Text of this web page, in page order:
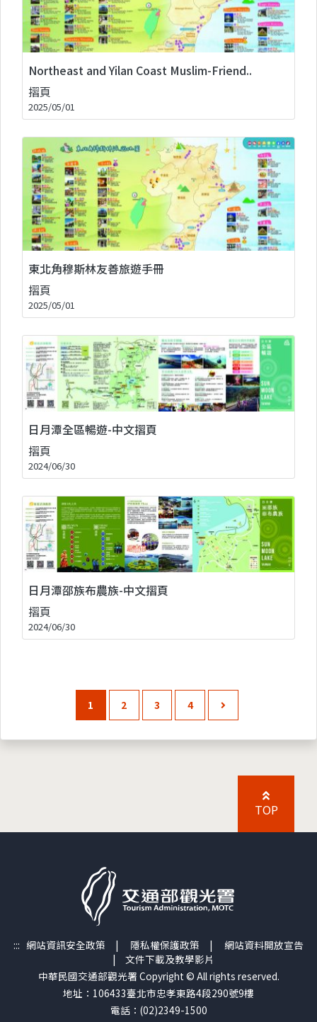
Northeast and Yilan Coast Muslim-Friend..
摺頁
2025/05/01
東北角穆斯林友善旅遊手冊
摺頁
2025/05/01
日月潭全區暢遊-中文摺頁
摺頁
2024/06/30
日月潭邵族布農族-中文摺頁
摺頁
2024/06/30
1 2 3 4
TOP
::: 網站資訊安全政策 | 隱私權保護政策 | 網站資料開放宣告
| 文件下載及教學影片
中華民國交通部觀光署 Copyright © All rights reserved.
地址：106433臺北市忠孝東路4段290號9樓
電話：(02)2349-1500